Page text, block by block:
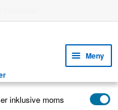
Meny
inklusive moms